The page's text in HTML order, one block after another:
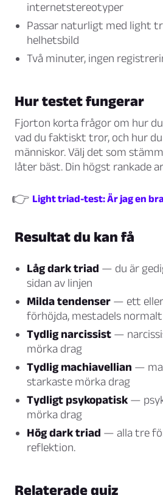
internetstereotyper
Passar naturligt med light
helhetsbild
Två minuter, ingen
Hur testet fungerar
Fjorton korta frågor om hur
vad du faktiskt tror, och hur
människor. Välj det som
låter bäst. Din högst rankade
👉 Light triad-test: Är jag en
Resultat du kan få
Låg dark triad — du är
sidan av linjen
Milda tendenser — ett
förhöjda, mestadels normalt
Tydlig narcissist —
mörka drag
Tydlig machiavellian —
starkaste mörka drag
Tydligt psykopatisk—
mörka drag
Hög dark triad — alla tre
reflektion.
Relaterade quiz